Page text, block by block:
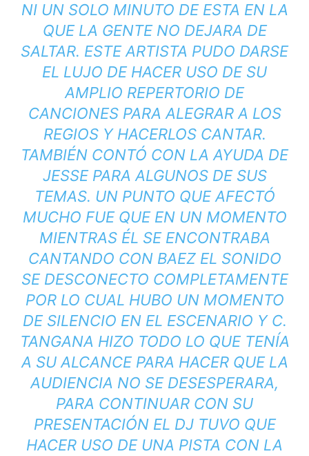
NI UN SOLO MINUTO DE ESTA EN LA
QUE LA GENTE NO DEJARA DE
SALTAR. ESTE ARTISTA PUDO DARSE
EL LUJO DE HACER USO DE SU
AMPLIO REPERTORIO DE
CANCIONES PARA ALEGRAR A LOS
REGIOS Y HACERLOS CANTAR.
TAMBIÉN CONTÓ CON LA AYUDA DE
JESSE PARA ALGUNOS DE SUS
TEMAS. UN PUNTO QUE AFECTÓ
MUCHO FUE QUE EN UN MOMENTO
MIENTRAS ÉL SE ENCONTRABA
CANTANDO CON BAEZ EL SONIDO
SE DESCONECTO COMPLETAMENTE
POR LO CUAL HUBO UN MOMENTO
DE SILENCIO EN EL ESCENARIO Y C.
TANGANA HIZO TODO LO QUE TENÍA
A SU ALCANCE PARA HACER QUE LA
AUDIENCIA NO SE DESESPERARA,
PARA CONTINUAR CON SU
PRESENTACIÓN EL DJ TUVO QUE
HACER USO DE UNA PISTA CON LA